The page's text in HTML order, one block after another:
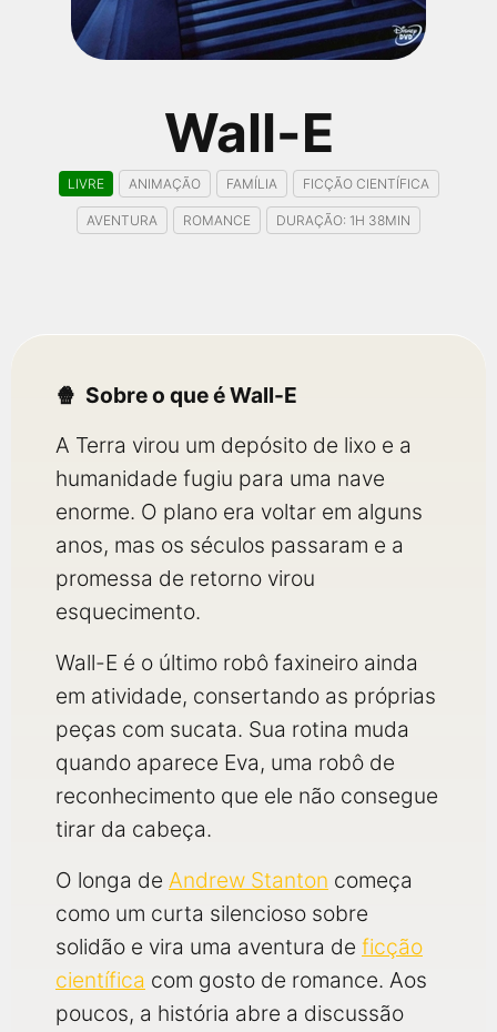
Wall-E
LIVRE ANIMAÇÃO FAMÍLIA FICÇÃO CIENTÍFICA
AVENTURA ROMANCE DURAÇÃO: 1H 38MIN
Sobre o que é Wall-E
A Terra virou um depósito de lixo e a
humanidade fugiu para uma nave
enorme. O plano era voltar em alguns
anos, mas os séculos passaram e a
promessa de retorno virou
esquecimento.
Wall-E é o último robô faxineiro ainda
em atividade, consertando as próprias
peças com sucata. Sua rotina muda
quando aparece Eva, uma robô de
reconhecimento que ele não consegue
tirar da cabeça.
O longa de Andrew Stanton começa
como um curta silencioso sobre
solidão e vira uma aventura de ficção
científica com gosto de romance. Aos
poucos, a história abre a discussão